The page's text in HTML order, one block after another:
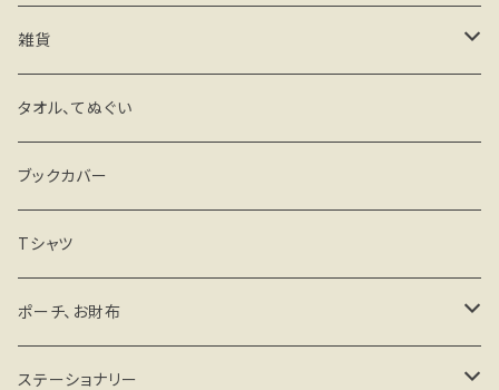
雑貨
キーホルダー・ストラップ
ミラー
マグネットステッカー
その他
タオル、てぬぐい
ブックカバー
Tシャツ
ポーチ、お財布
がま口タイプ
ステーショナリー